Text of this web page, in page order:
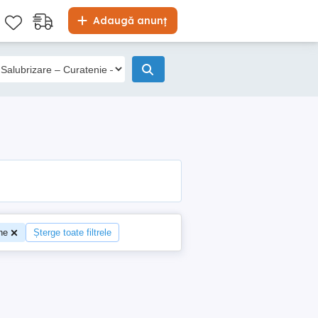
Adaugă anunț
Șterge toate filtrele